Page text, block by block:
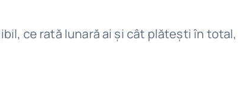
ce rată lunară ai și cât plătești în total,